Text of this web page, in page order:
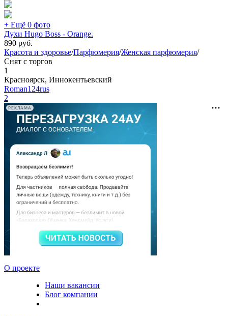
+ Ещё 0 фото
Духи Hugo Boss - Orange.
890 руб.
Красота и здоровье/Парфюмерия/Женская парфюмерия/
Снят с торгов
1
Красноярск, Иннокентьевский
Roman124rus
2
РЕКЛАМА
О проекте
Наши вакансии
Блог компании